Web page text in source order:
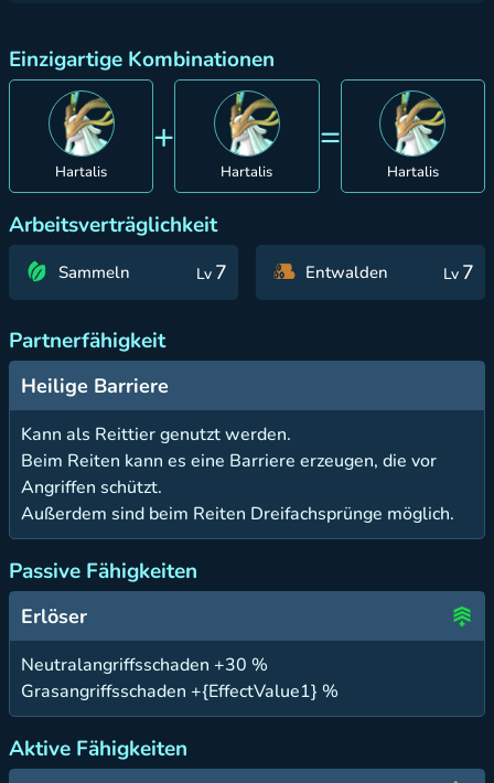
Einzigartige Kombinationen
Hartalis
+
Hartalis
=
Hartalis
Arbeitsverträglichkeit
Sammeln Lv 7 Entwalden Lv 7
Partnerfähigkeit
Heilige Barriere
Kann als Reittier genutzt werden.
Beim Reiten kann es eine Barriere erzeugen, die vor
Angriffen schützt.
Außerdem sind beim Reiten Dreifachsprünge möglich.
Passive Fähigkeiten
Erlöser
Neutralangriffsschaden +30 %
Grasangriffsschaden +{EffectValue1} %
Aktive Fähigkeiten